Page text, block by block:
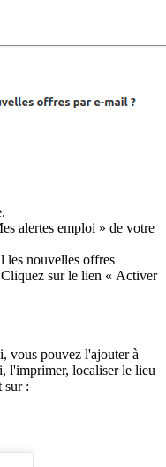
alertes emploi » de votre
les nouvelles offres
sur le lien « Activer
vous pouvez l'ajouter à
l'imprimer, localiser le lieu
sur :